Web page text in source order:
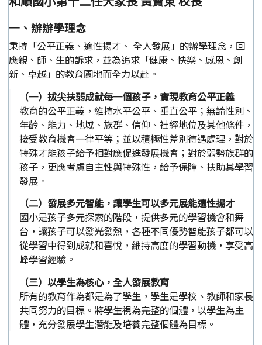
一、辦辦學理念
秉持「公平正義、適性揚才、 全人發展」的辦學理念，回
應親、師、生的訴求，並為追求「健康、快樂、感恩、創
新、卓越」的教育園地而全力以赴。
（一）拔尖扶弱成就每一個孩子，實現教育公平正義
教育的公平正義，維持水平公平、垂直公平；無論性別、
年齡、能力、地域、族群、信仰、社經地位及其他條件，
接受教育機會一律平等；並以積極性差別待遇處理，對於
特殊才能孩子給予相對應促進發展機會；對於弱勢族群的
孩子，更應考慮自主性與特殊性，給予保障、扶助其學習
發展。
（二）發展多元智能，讓學生可以多元展能適性揚才
國小是孩子多元探索的階段，提供多元的學習機會和舞
台，讓孩子可以發光發熱，各種不同優勢智能孩子都可以
從學習中得到成就和喜悅，維持高度的學習動機，享受高
峰學習經驗。
（三）以學生為核心，全人發展教育
所有的教育作為都是為了學生，學生是學校、教師和家長
共同努力的目標。將學生視為完整的個體，以學生為主
體，充分發展學生潛能及培養完整個體為目標。